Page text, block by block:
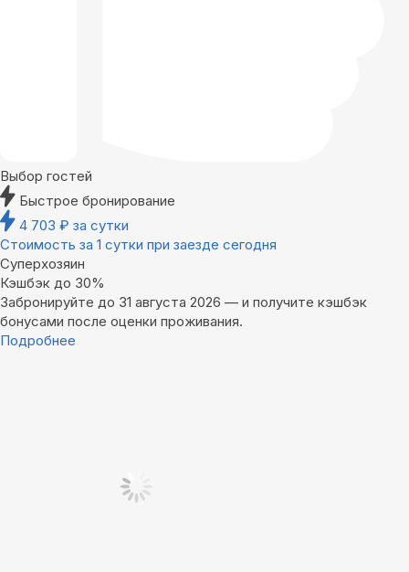
Выбор гостей
Быстрое бронирование
4 703 ₽ за сутки
Стоимость за 1 сутки при заезде сегодня
Суперхозяин
Кэшбэк до 30%
Забронируйте до 31 августа 2026 — и получите кэшбэк
бонусами после оценки проживания.
Подробнее